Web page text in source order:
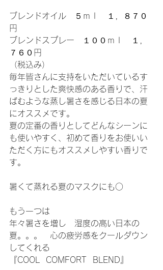
ブレンドオイル　５ｍｌ　１，８７０
円
ブレンドスプレー　１００ｍｌ　１，
７６０円
（税込み）
毎年皆さんに支持をいただいているす
っきりとした爽快感のある香りで、汗
ばむような蒸し暑さを感じる日本の夏
にオススメです。
夏の定番の香りとしてどんなシーンに
も使いやすく、初めて香りをお使いい
ただく方にもオススメしやすい香りで
す。
暑くて蒸れる夏のマスクにも○
もう一つは
年々暑さを増し　湿度の高い日本の
夏。。。　心の疲労感をクールダウン
してくれる
『COOL  COMFORT  BLEND』